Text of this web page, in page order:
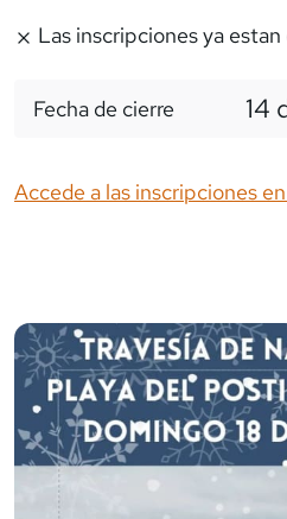
Las inscripciones ya estan
Fecha de cierre 14
Accede a las inscripciones en